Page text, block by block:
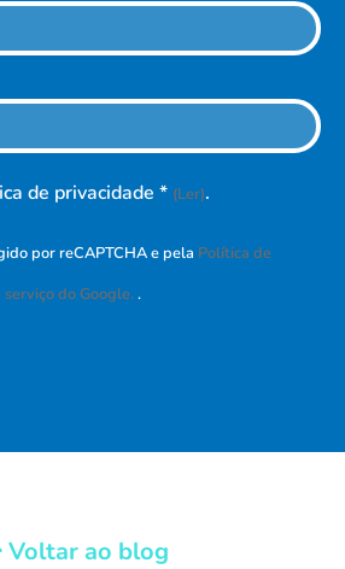
de privacidade * (Ler).
por reCAPTCHA e pela Política de
do Google. .
Voltar ao blog